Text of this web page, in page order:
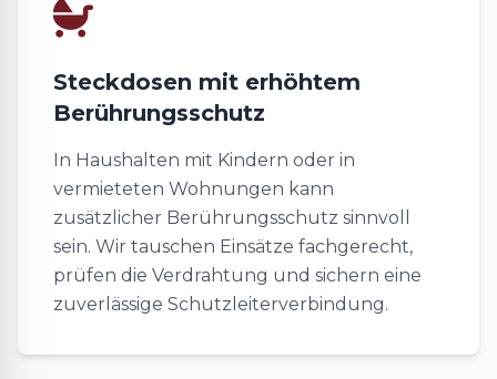
Steckdosen mit erhöhtem
Berührungsschutz
In Haushalten mit Kindern oder in
vermieteten Wohnungen kann
zusätzlicher Berührungsschutz sinnvoll
sein. Wir tauschen Einsätze fachgerecht,
prüfen die Verdrahtung und sichern eine
zuverlässige Schutzleiterverbindung.